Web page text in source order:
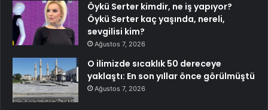
Öykü Serter kimdir, ne iş yapıyor?
Öykü Serter kaç yaşında, nereli,
sevgilisi kim?
Ağustos 7, 2026
O ilimizde sıcaklık 50 dereceye
yaklaştı: En son yıllar önce görülmüştü
Ağustos 7, 2026